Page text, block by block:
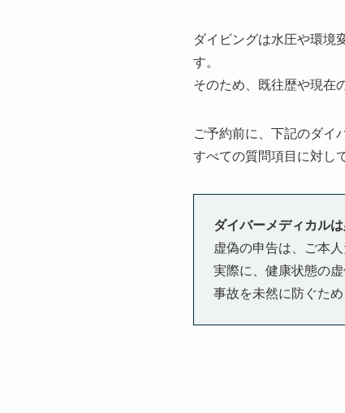
ダイビングは水圧や環境
す。
そのため、既往歴や現在
ご予約前に、下記のダイ
すべての質問項目に対し
ダイバーメディカル
虚偽の申告は、ご本
実際に、健康状態の
事故を未然に防ぐた